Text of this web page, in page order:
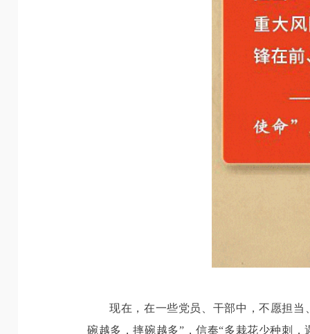
现在，在一些党员、干部中，不愿担当
碗越多，摔碗越多”，信奉“多栽花少种刺